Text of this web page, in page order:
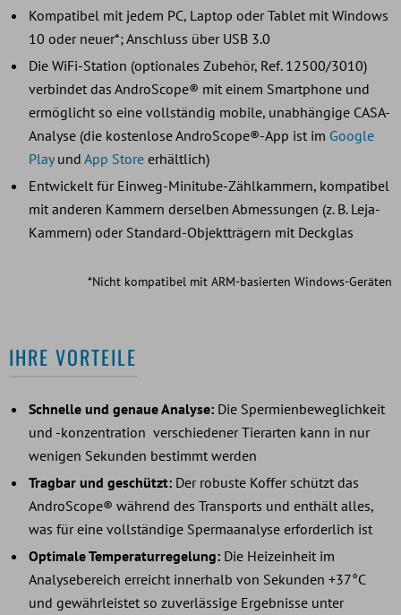
Kompatibel mit jedem PC, Laptop oder Tablet mit Windows
10 oder neuer*; Anschluss über USB 3.0
Die WiFi-Station (optionales Zubehör, Ref. 12500/3010)
verbindet das AndroScope® mit einem Smartphone und
ermöglicht so eine vollständig mobile, unabhängige CASA-
Analyse (die kostenlose AndroScope®-App ist im Google
Playund App Store erhältlich)
Entwickelt für Einweg-Minitube-Zählkammern, kompatibel
mit anderen Kammern derselben Abmessungen (z. B. Leja-
Kammern) oder Standard-Objektträgern mit Deckglas
*Nicht kompatibel mit ARM-basierten Windows-Geräten
IHRE VORTEILE
Schnelle und genaue Analyse: Die Spermienbeweglichkeit
und -konzentration verschiedener Tierarten kann in nur
wenigen Sekunden bestimmt werden
Tragbar und geschützt: Der robuste Koffer schützt das
AndroScope® während des Transports und enthält alles,
was für eine vollständige Spermaanalyse erforderlich ist
Optimale Temperaturregelung: Die Heizeinheit im
Analysebereich erreicht innerhalb von Sekunden +37°C
und gewährleistet so zuverlässige Ergebnisse unter